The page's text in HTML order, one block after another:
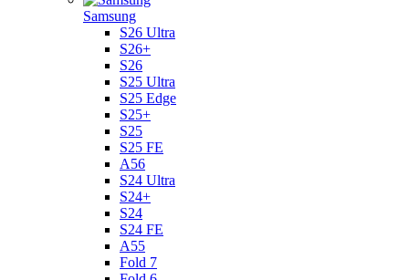
Samsung
S26 Ultra
S26+
S26
S25 Ultra
S25 Edge
S25+
S25
S25 FE
A56
S24 Ultra
S24+
S24
S24 FE
A55
Fold 7